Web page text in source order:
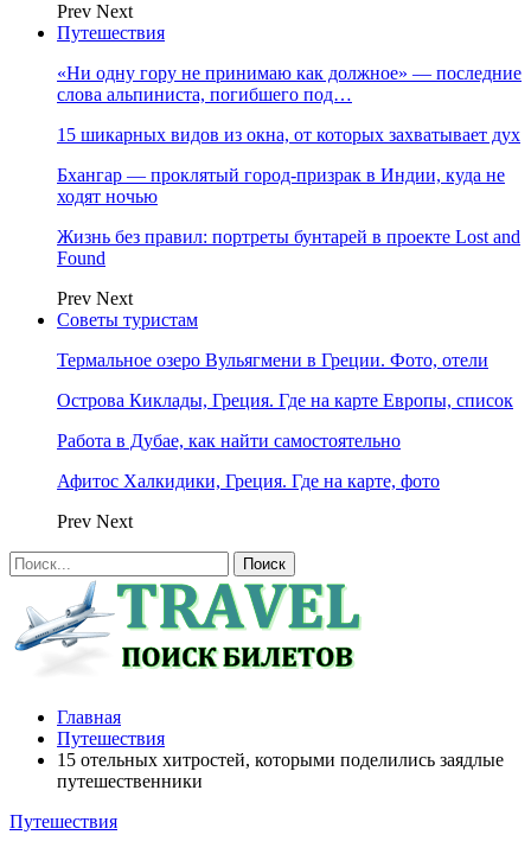
Prev Next
Путешествия
«Ни одну гору не принимаю как должное» — последние
слова альпиниста, погибшего под…
15 шикарных видов из окна, от которых захватывает дух
Бхангар — проклятый город-призрак в Индии, куда не
ходят ночью
Жизнь без правил: портреты бунтарей в проекте Lost and
Found
Prev Next
Советы туристам
Термальное озеро Вульягмени в Греции. Фото, отели
Острова Киклады, Греция. Где на карте Европы, список
Работа в Дубае, как найти самостоятельно
Афитос Халкидики, Греция. Где на карте, фото
Prev Next
Главная
Путешествия
15 отельных хитростей, которыми поделились заядлые
путешественники
Путешествия